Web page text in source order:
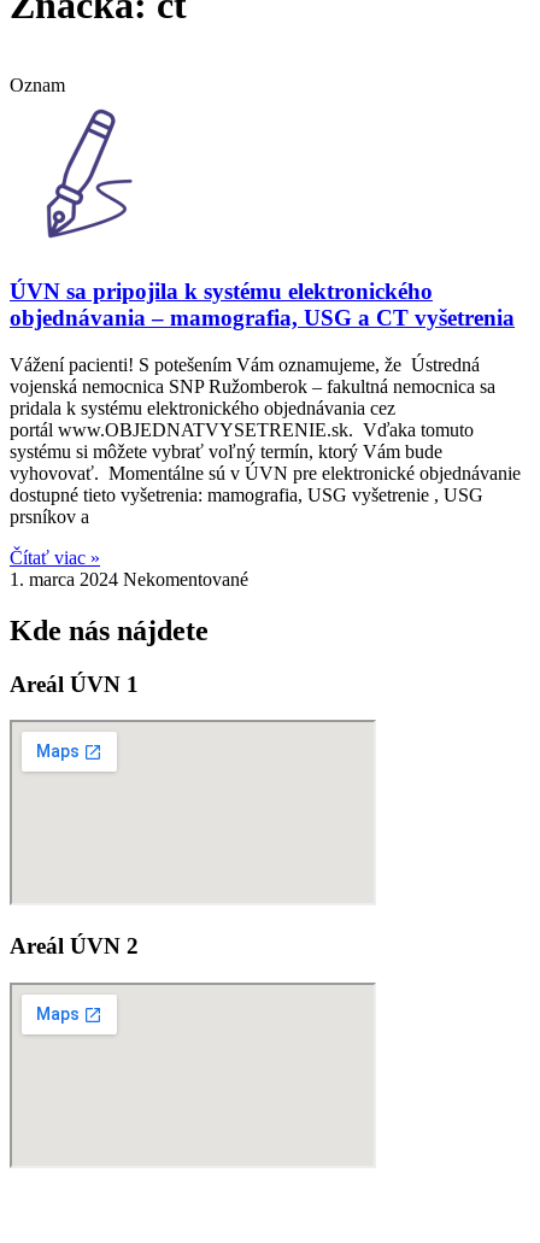
Oznam
ÚVN sa pripojila k systému elektronického
objednávania – mamografia, USG a CT vyšetrenia
Vážení pacienti! S potešením Vám oznamujeme, že Ústredná
vojenská nemocnica SNP Ružomberok – fakultná nemocnica sa
pridala k systému elektronického objednávania cez
portál www.OBJEDNATVYSETRENIE.sk. Vďaka tomuto
systému si môžete vybrať voľný termín, ktorý Vám bude
vyhovovať. Momentálne sú v ÚVN pre elektronické objednávanie
dostupné tieto vyšetrenia: mamografia, USG vyšetrenie , USG
prsníkov a
Čítať viac »
1. marca 2024 Nekomentované
Kde nás nájdete
Areál ÚVN 1
Areál ÚVN 2